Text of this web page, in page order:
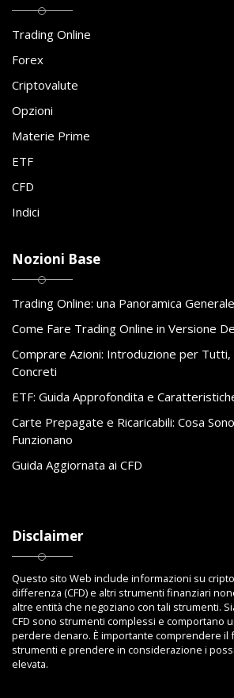
Trading Online
Forex
Criptovalute
Opzioni
Materie Prime
ETF
CFD
Indici
Nozioni Base
Trading Online: una Panoramica Generale
Come Fare Trading Online in Versione
Comprare Azioni: Introduzione per Tutti,
Concreti
ETF: Guida Approfondita e
Carte Prepagate e Ricaricabili: Cosa
Funzionano
Guida Aggiornata ai CFD
Disclaimer
Questo sito Web include informazioni su
differenza (CFD) e altri strumenti finanziari
altre entità che negoziano con tali strumenti.
CFD sono strumenti complessi e comportano
perdere denaro. È importante comprendere il
strumenti e prendere in considerazione i
elevata.